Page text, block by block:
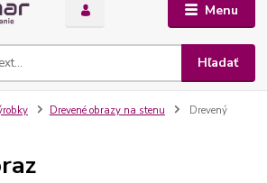
Menu
Hľadať
Drevené obrazy na stenu
Drevený